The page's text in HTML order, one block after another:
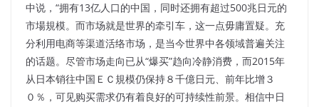
中说，“拥有13亿人口的中国，同时还拥有超过500兆日元的
市場規模。而市场就是世界的牵引车，这一点毋庸置疑。充
分利用电商等渠道活络市场，是当今世界中各领域普遍关注
的话题。尽管市场走向已从“爆买”趋向冷静消费，而2015年
从日本销往中国ＥＣ規模仍保持８千億日元、前年比增３
０％，可见购买需求仍有着良好的可持续性前景。相信中日